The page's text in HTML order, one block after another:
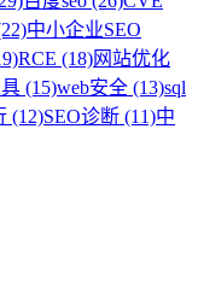
中小企业SEO
RCE (18)网站优化
(15)web安全 (13)sql
(12)SEO诊断 (11)中